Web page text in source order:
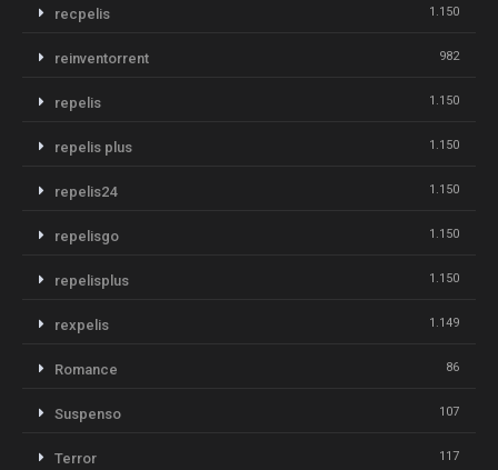
recpelis 1.150
reinventorrent 982
repelis 1.150
repelis plus 1.150
repelis24 1.150
repelisgo 1.150
repelisplus 1.150
rexpelis 1.149
Romance 86
Suspenso 107
Terror 117